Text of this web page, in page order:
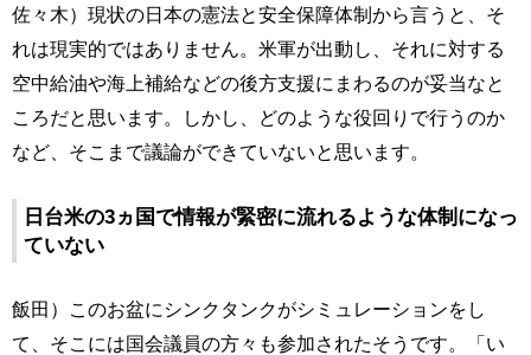
佐々木）現状の日本の憲法と安全保障体制から言うと、そ
れは現実的ではありません。米軍が出動し、それに対する
空中給油や海上補給などの後方支援にまわるのが妥当なと
ころだと思います。しかし、どのような役回りで行うのか
など、そこまで議論ができていないと思います。
日台米の3ヵ国で情報が緊密に流れるような体制になっ
ていない
飯田）このお盆にシンクタンクがシミュレーションをし
て、そこには国会議員の方々も参加されたそうです。「い